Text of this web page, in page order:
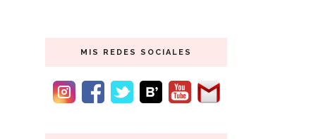
MIS REDES SOCIALES